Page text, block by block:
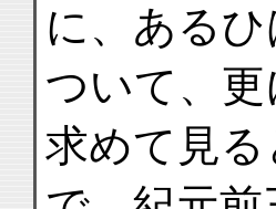
に、ある
ついて、更
求めて見